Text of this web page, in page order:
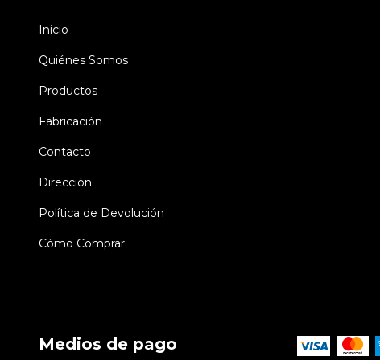
Inicio
Quiénes Somos
Productos
Fabricación
Contacto
Dirección
Política de Devolución
Cómo Comprar
Medios de pago